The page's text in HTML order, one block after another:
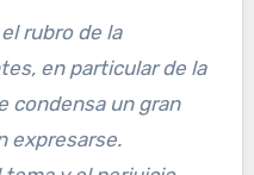
rubro de la
en particular de la
condensa un gran
expresarse.